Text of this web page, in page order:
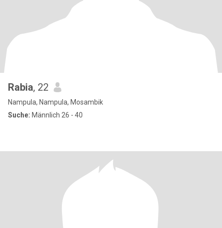
Rabia, 22
Nampula, Nampula, Mosambik
Suche: Männlich 26 - 40